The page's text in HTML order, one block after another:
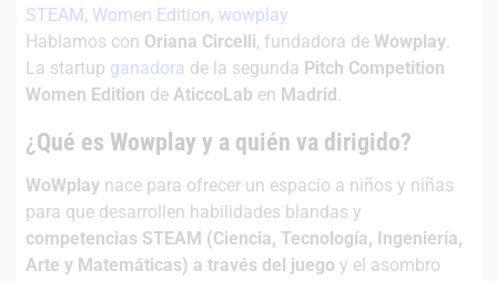
STEAM, Women Edition, wowplay
Hablamos con Oriana Circelli, fundadora de Wowplay
La startup ganadora de la segunda Pitch Competition
Women Edition de AticcoLab en Madrid
¿ Qué es Wowplay y a quién va dirigido?
WoWplay nace para ofrecer un espacio a niños y niñas
para que desarrollen habilidades blandas y
competencias STEAM (Ciencia, Tecnología, Ingeniería,
Arte y Matemáticas) a través del juego y el asombro